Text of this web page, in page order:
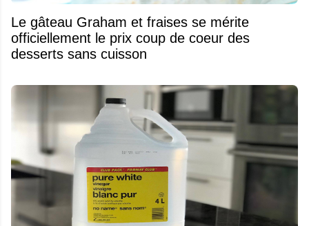
Le gâteau Graham et fraises se mérite
officiellement le prix coup de coeur des
desserts sans cuisson